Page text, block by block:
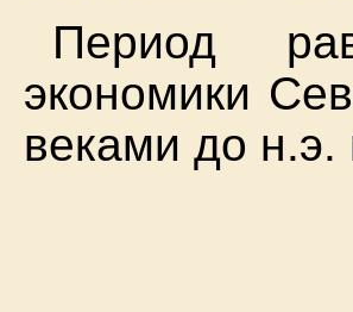
Период
экономики
веками до